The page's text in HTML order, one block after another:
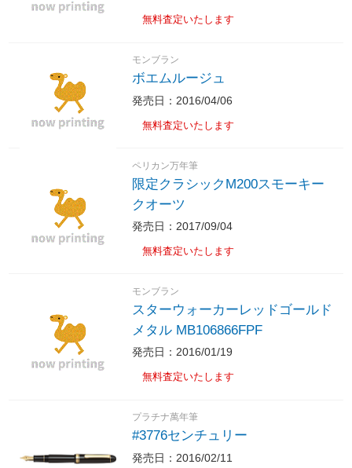
無料査定いたします
モンブラン
ボエムルージュ
発売日：2016/04/06
無料査定いたします
ペリカン万年筆
限定クラシックM200スモーキー
クオーツ
発売日：2017/09/04
無料査定いたします
モンブラン
スターウォーカーレッドゴールド
メタル MB106866FPF
発売日：2016/01/19
無料査定いたします
プラチナ萬年筆
#3776センチュリー
発売日：2016/02/11